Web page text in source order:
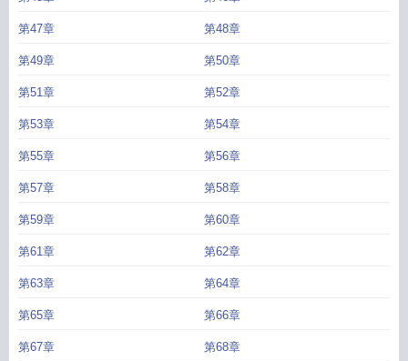
第47章 第48章
第49章 第50章
第51章 第52章
第53章 第54章
第55章 第56章
第57章 第58章
第59章 第60章
第61章 第62章
第63章 第64章
第65章 第66章
第67章 第68章